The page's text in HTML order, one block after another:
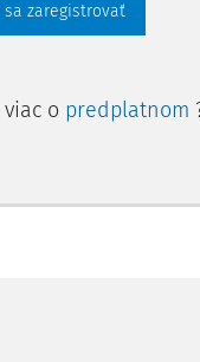
sa zaregistrovať
o predplatnom